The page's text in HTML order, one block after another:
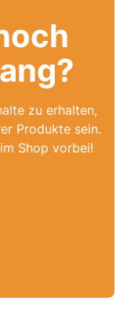
zu erhalten,
Produkte sein.
Shop vorbei!